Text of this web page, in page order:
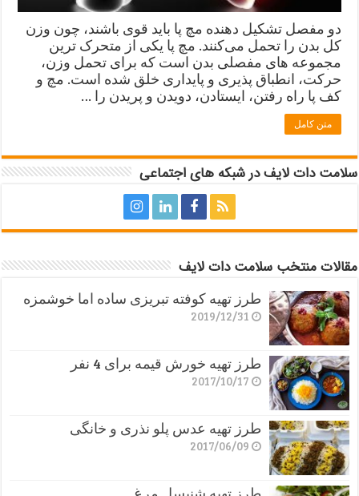
دو مفصل تشکیل دهنده مچ پا باید قوی باشند، چون وزن
کل بدن را تحمل می‌کنند. مچ پا یکی از متحرک ترین
مجموعه های مفصلی بدن است که برای تحمل وزن،
حرکت، انطباق پذیری و پایداری خلق شده است. مچ و
کف پا راه رفتن، ایستادن، دویدن و پریدن را …
متن کامل
سلامت دات لایف در شبکه های اجتماعی
مقالات منتخب سلامت دات لایف
طرز تهیه کوفته تبریزی ساده اما خوشمزه
2019/12/31
طرز تهیه خورش قیمه برای 4 نفر
2017/10/17
طرز تهیه عدس پلو نذری و خانگی
2017/06/09